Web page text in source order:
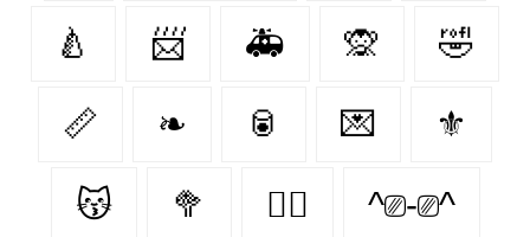
🍐 📨 🚑 🙊 🤣
📏 ❧ 🥫 💌 ⚜️
😽 🥦 🐕‍🦺 ^⎚-⎚^